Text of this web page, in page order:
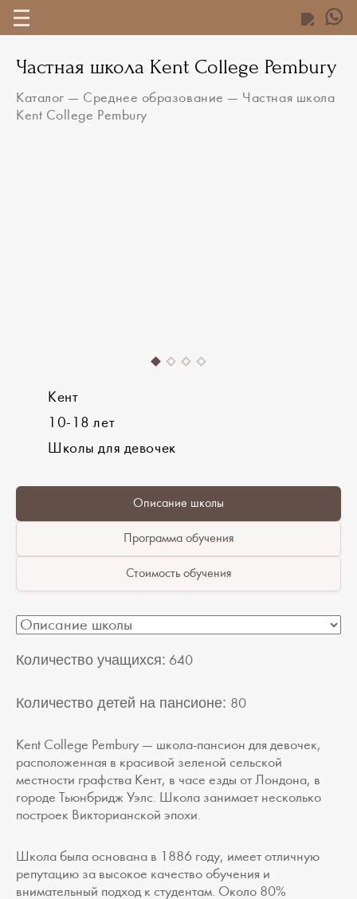
Частная школа Kent College Pembury
Каталог — Среднее образование — Частная школа
Kent College Pembury
Кент
10-18 лет
Школы для девочек
Описание школы
Программа обучения
Стоимость обучения
Количество учащихся: 640
Количество детей на пансионе: 80
Kent College Pembury — школа-пансион для девочек,
расположенная в красивой зеленой сельской
местности графства Кент, в часе езды от Лондона, в
городе Тьюнбридж Уэлс. Школа занимает несколько
построек Викторианской эпохи.
Школа была основана в 1886 году, имеет отличную
репутацию за высокое качество обучения и
внимательный подход к студентам. Около 80%